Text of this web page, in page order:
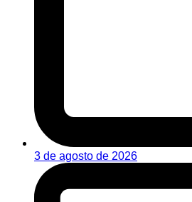
3 de agosto de 2026